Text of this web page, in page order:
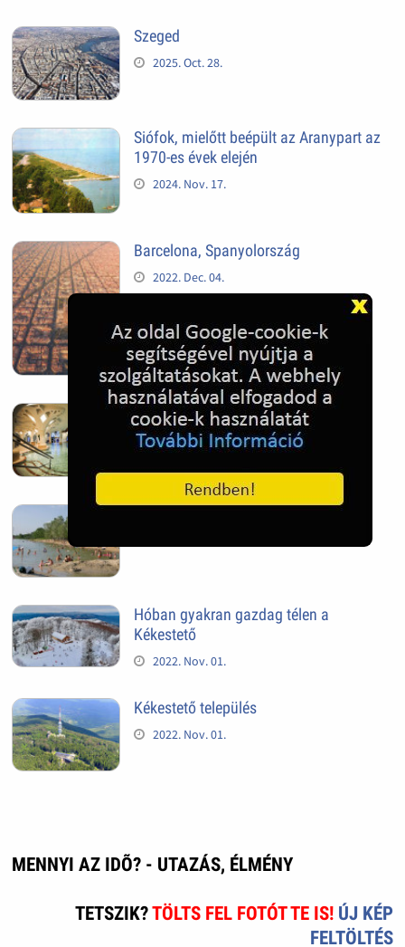
Szeged
2025. Oct. 28.
Siófok, mielőtt beépült az Aranypart az
1970-es évek elején
2024. Nov. 17.
Barcelona, Spanyolország
2022. Dec. 04.
Hagymatikum | Makó fürdő
2022. Nov. 01.
Hóban gyakran gazdag télen a
Kékestető
2022. Nov. 01.
Kékestető település
2022. Nov. 01.
MENNYI AZ IDÕ? - UTAZÁS, ÉLMÉNY
TETSZIK?TÖLTS FEL FOTÓT TE IS! ÚJ KÉP
FELTÖLTÉS